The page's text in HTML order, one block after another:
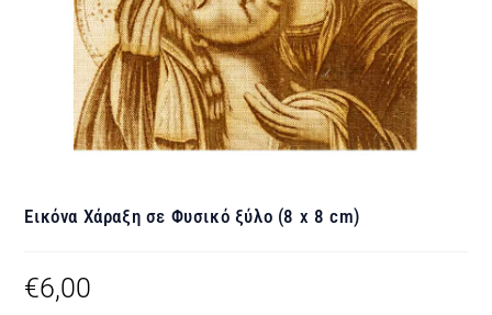
Εικόνα Χάραξη σε Φυσικό ξύλο (8 x 8 cm)
€6,00